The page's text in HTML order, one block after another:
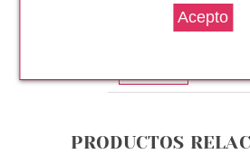
RECARGA EDT 200
PRODUCTOS